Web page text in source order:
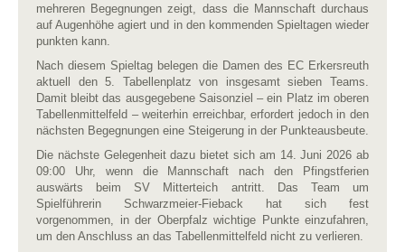
mehreren Begegnungen zeigt, dass die Mannschaft durchaus
auf Augenhöhe agiert und in den kommenden Spieltagen wieder
punkten kann.
Nach diesem Spieltag belegen die Damen des EC Erkersreuth
aktuell den 5. Tabellenplatz von insgesamt sieben Teams.
Damit bleibt das ausgegebene Saisonziel – ein Platz im oberen
Tabellenmittelfeld – weiterhin erreichbar, erfordert jedoch in den
nächsten Begegnungen eine Steigerung in der Punkteausbeute.
Die nächste Gelegenheit dazu bietet sich am 14. Juni 2026 ab
09:00 Uhr, wenn die Mannschaft nach den Pfingstferien
auswärts beim SV Mitterteich antritt. Das Team um
Spielführerin Schwarzmeier-Fieback hat sich fest
vorgenommen, in der Oberpfalz wichtige Punkte einzufahren,
um den Anschluss an das Tabellenmittelfeld nicht zu verlieren.